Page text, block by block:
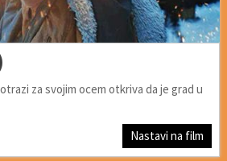
za svojim ocem otkriva da je grad u
Nastavi na film